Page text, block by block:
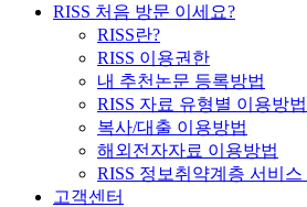
RISS 처음 방문 이세요?
RISS란?
RISS 이용권한
내 추천논문 등록방법
RISS 자료 유형별 이용방법
복사/대출 이용방법
해외전자자료 이용방법
RISS 정보취약계층 서비스
고객센터